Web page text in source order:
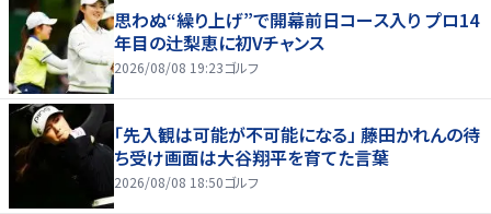
思わぬ“繰り上げ”で開幕前日コース入り プロ14
年目の辻梨恵に初Vチャンス
2026/08/08 19:23ゴルフ
「先入観は可能が不可能になる」 藤田かれんの待
ち受け画面は大谷翔平を育てた言葉
2026/08/08 18:50ゴルフ